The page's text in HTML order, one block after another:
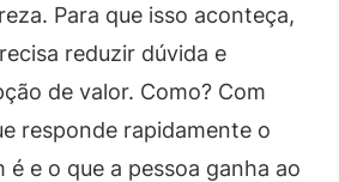
Para que isso aconteça,
reduzir dúvida e
de valor. Como? Com
responde rapidamente o
é e o que a pessoa ganha ao